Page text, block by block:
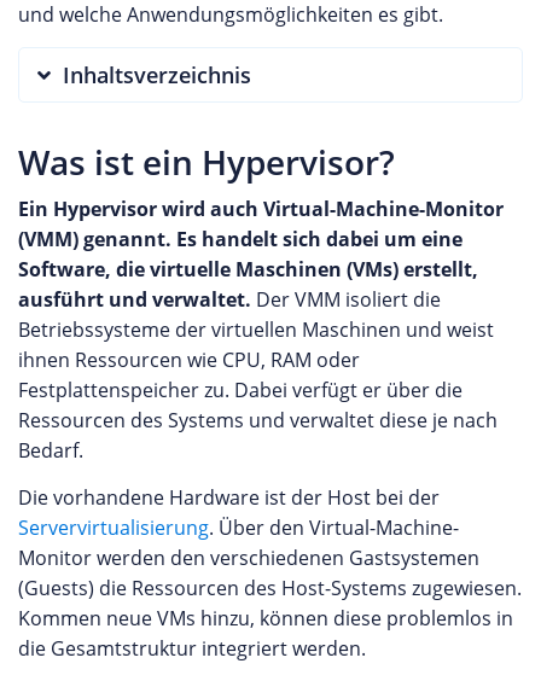
und welche Anwendungsmöglichkeiten es gibt.
Inhaltsverzeichnis
Was ist ein Hypervisor?
Ein Hypervisor wird auch Virtual-Machine-Monitor
(VMM) genannt. Es handelt sich dabei um eine
Software, die virtuelle Maschinen (VMs) erstellt,
ausführt und verwaltet. Der VMM isoliert die
Betriebssysteme der virtuellen Maschinen und weist
ihnen Ressourcen wie CPU, RAM oder
Festplattenspeicher zu. Dabei verfügt er über die
Ressourcen des Systems und verwaltet diese je nach
Bedarf.
Die vorhandene Hardware ist der Host bei der
Servervirtualisierung. Über den Virtual-Machine-
Monitor werden den verschiedenen Gastsystemen
(Guests) die Ressourcen des Host-Systems zugewiesen.
Kommen neue VMs hinzu, können diese problemlos in
die Gesamtstruktur integriert werden.